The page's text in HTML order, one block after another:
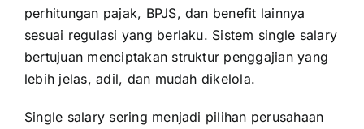
perhitungan pajak, BPJS, dan benefit lainnya
sesuai regulasi yang berlaku. Sistem single salary
bertujuan menciptakan struktur penggajian yang
lebih jelas, adil, dan mudah dikelola.
Single salary sering menjadi pilihan perusahaan